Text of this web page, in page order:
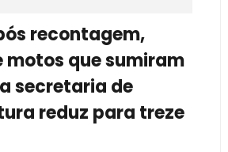
recontagem,
motos que sumiram
secretaria de
reduz para treze